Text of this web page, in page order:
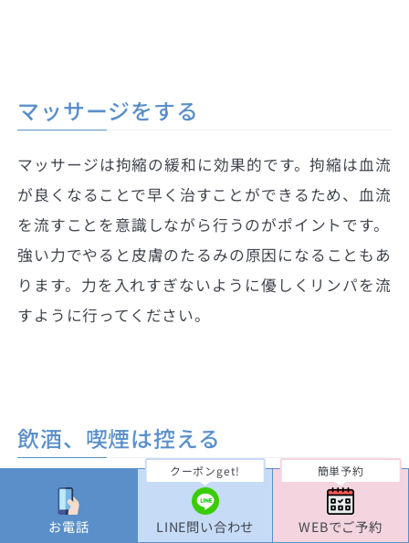
お電話
クーポンget!
LINE問い合わせ
簡単予約
WEBでご予約
マッサージをする
マッサージは拘縮の緩和に効果的です。拘縮は血流
が良くなることで早く治すことができるため、血流
を流すことを意識しながら行うのがポイントです。
強い力でやると皮膚のたるみの原因になることもあ
ります。力を入れすぎないように優しくリンパを流
すように行ってください。
飲酒、喫煙は控える
アルコールの摂取やたばこは血流を良くしすぎた
り、逆に悪くする可能性があり、術後の回復を遅ら